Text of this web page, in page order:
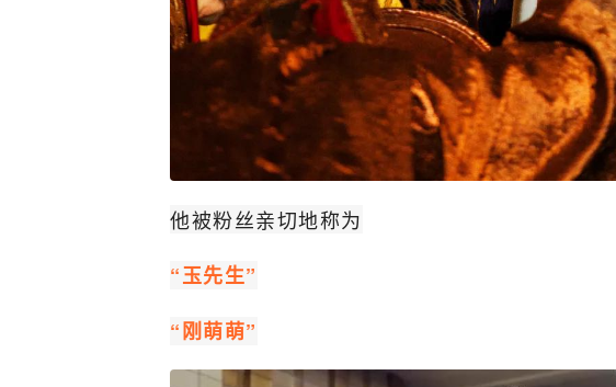
他被粉丝亲切地称为
“玉先生”
“刚萌萌”